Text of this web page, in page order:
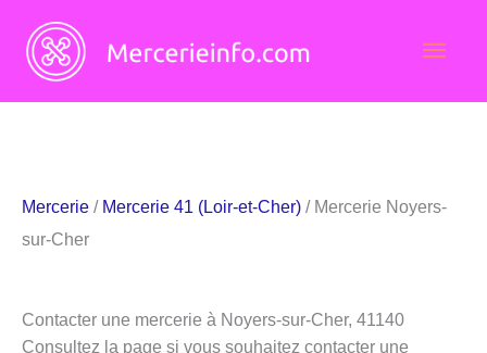
contenu
Mercerie / Mercerie 41 (Loir-et-Cher) / Mercerie Noyers-
sur-Cher
Contacter une mercerie à Noyers-sur-Cher, 41140
Consultez la page si vous souhaitez contacter une